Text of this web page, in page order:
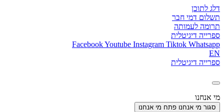
דלג לתוכן
תשלום דמי חבר
תרומה לעמותה
ספרייה דיגיטלית
FacebookYoutube Instagram Tiktok Whatsapp
EN
ספרייה דיגיטלית
מי אנחנו
סגור מי אנחנו פתח מי אנחנו